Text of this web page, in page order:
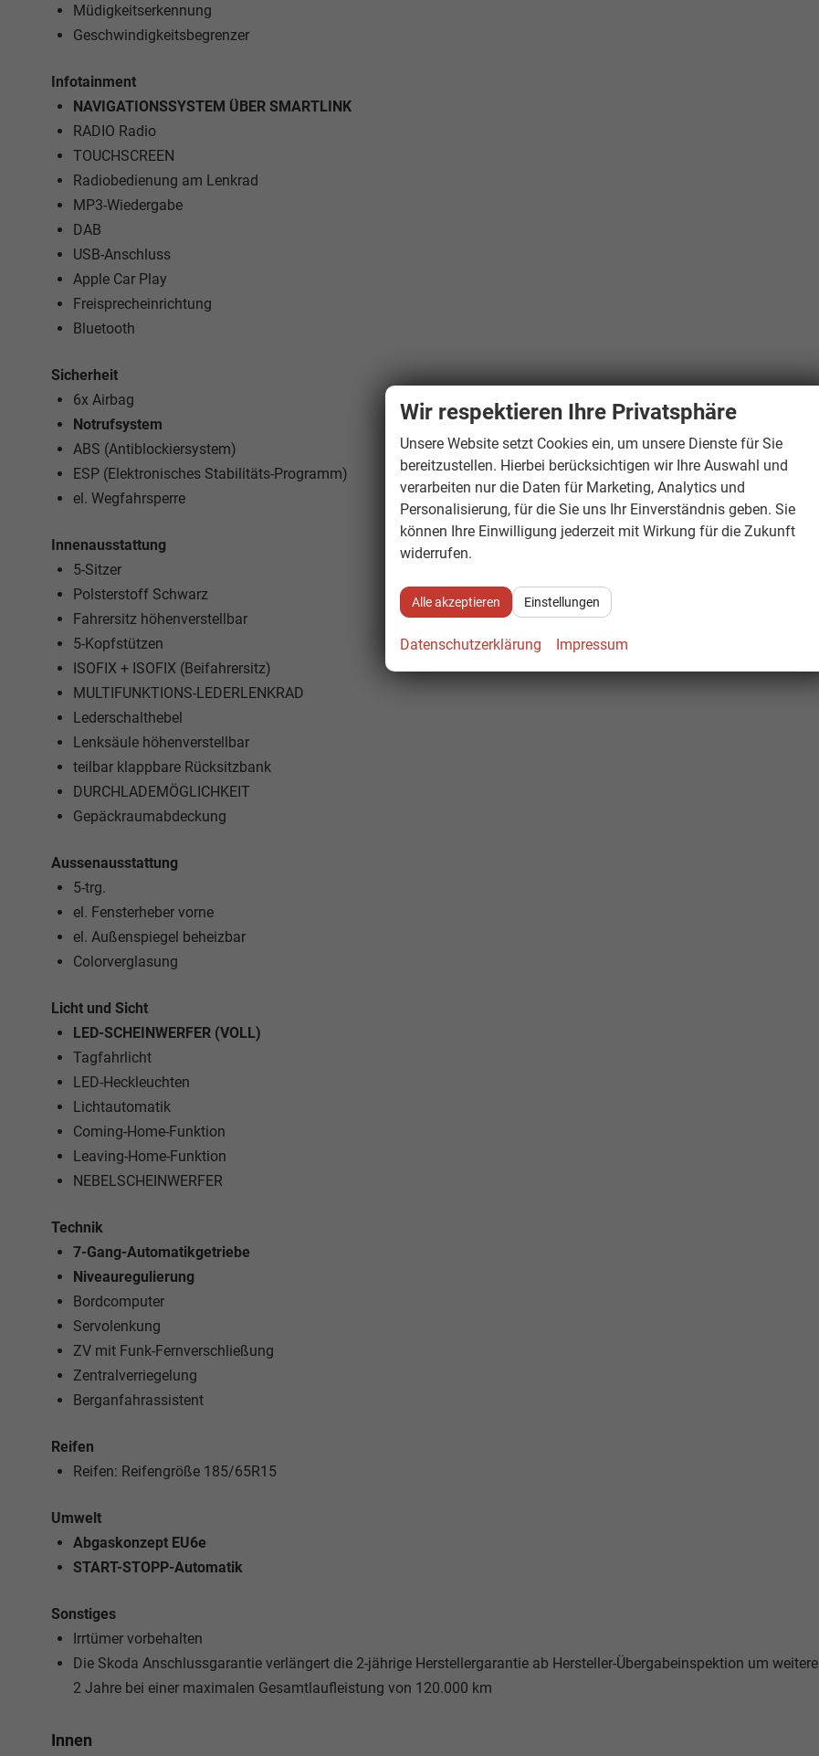
Müdigkeitserkennung
Geschwindigkeitsbegrenzer
Infotainment
NAVIGATIONSSYSTEM ÜBER SMARTLINK
RADIO Radio
TOUCHSCREEN
Radiobedienung am Lenkrad
MP3-Wiedergabe
DAB
USB-Anschluss
Apple Car Play
Freisprecheinrichtung
Bluetooth
Sicherheit
6x Airbag
Notrufsystem
ABS (Antiblockiersystem)
ESP (Elektronisches Stabilitäts-Programm)
el. Wegfahrsperre
Innenausstattung
5-Sitzer
Polsterstoff Schwarz
Fahrersitz höhenverstellbar
5-Kopfstützen
ISOFIX + ISOFIX (Beifahrersitz)
MULTIFUNKTIONS-LEDERLENKRAD
Lederschalthebel
Lenksäule höhenverstellbar
teilbar klappbare Rücksitzbank
DURCHLADEMÖGLICHKEIT
Gepäckraumabdeckung
Aussenausstattung
5-trg.
el. Fensterheber vorne
el. Außenspiegel beheizbar
Colorverglasung
Licht und Sicht
LED-SCHEINWERFER (VOLL)
Tagfahrlicht
LED-Heckleuchten
Lichtautomatik
Coming-Home-Funktion
Leaving-Home-Funktion
NEBELSCHEINWERFER
Technik
7-Gang-Automatikgetriebe
Niveauregulierung
Bordcomputer
Servolenkung
ZV mit Funk-Fernverschließung
Zentralverriegelung
Berganfahrassistent
Reifen
Reifen: Reifengröße 185/65R15
Umwelt
Abgaskonzept EU6e
START-STOPP-Automatik
Sonstiges
Irrtümer vorbehalten
Die Skoda Anschlussgarantie verlängert die 2-jährige Herstellergarantie ab Hersteller-Übergabeinspektion um weitere
2 Jahre bei einer maximalen Gesamtlaufleistung von 120.000 km
Innen
Wir respektieren Ihre Privatsphäre
Unsere Website setzt Cookies ein, um unsere Dienste für Sie
bereitzustellen. Hierbei berücksichtigen wir Ihre Auswahl und
verarbeiten nur die Daten für Marketing, Analytics und
Personalisierung, für die Sie uns Ihr Einverständnis geben. Sie
können Ihre Einwilligung jederzeit mit Wirkung für die Zukunft
widerrufen.
Alle akzeptieren Einstellungen
Datenschutzerklärung Impressum